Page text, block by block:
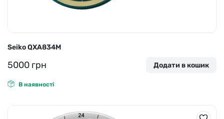
Seiko QXA834M
5000 грн Додати в кошик
В наявності